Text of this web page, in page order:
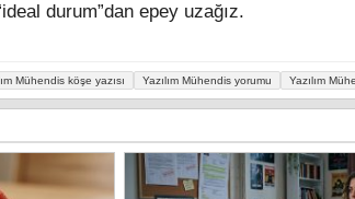
durum”dan epey uzağız.
Mühendis köşe yazısı Yazılım Mühendis yorumu Yazılım